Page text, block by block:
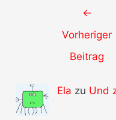
←
Vorheriger
Beitrag
Ela zu Und